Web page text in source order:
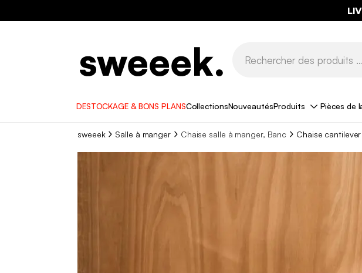
DESTOCKAGE & BONS PLANSCollectionsNouveautésProduits Pièces de
sweeek Salle à manger Chaise salle à manger, Banc Chaise